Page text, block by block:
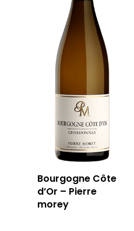
Bourgogne Côte
d’Or – Pierre
morey